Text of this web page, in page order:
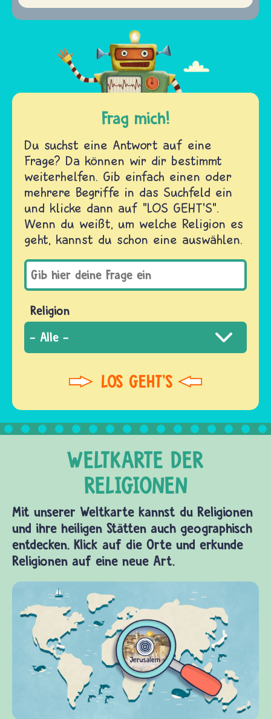
Frag mich!
Du suchst eine Antwort auf eine
Frage? Da können wir dir bestimmt
weiterhelfen. Gib einfach einen oder
mehrere Begriffe in das Suchfeld ein
und klicke dann auf "LOS GEHT'S".
Wenn du weißt, um welche Religion es
geht, kannst du schon eine auswählen.
Religion
Mit unserer Weltkarte kannst du Religionen
und ihre heiligen Stätten auch geographisch
entdecken. Klick auf die Orte und erkunde
Religionen auf eine neue Art.